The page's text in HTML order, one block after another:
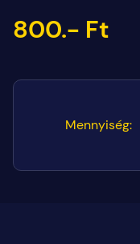
800.- Ft
Mennyiség: